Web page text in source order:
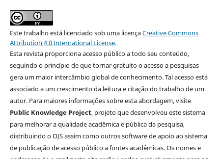
Este trabalho está licenciado sob uma licençaCreative Commons
Attribution 4.0 International License.
Esta revista proporciona acesso público a todo seu conteúdo,
seguindo o princípio de que tornar gratuito o acesso a pesquisas
gera um maior intercâmbio global de conhecimento. Tal acesso está
associado a um crescimento da leitura e citação do trabalho de um
autor. Para maiores informações sobre esta abordagem, visite
Public Knowledge Project, projeto que desenvolveu este sistema
para melhorar a qualidade acadêmica e pública da pesquisa,
distribuindo o OJS assim como outros software de apoio ao sistema
de publicação de acesso público a fontes acadêmicas. Os nomes e